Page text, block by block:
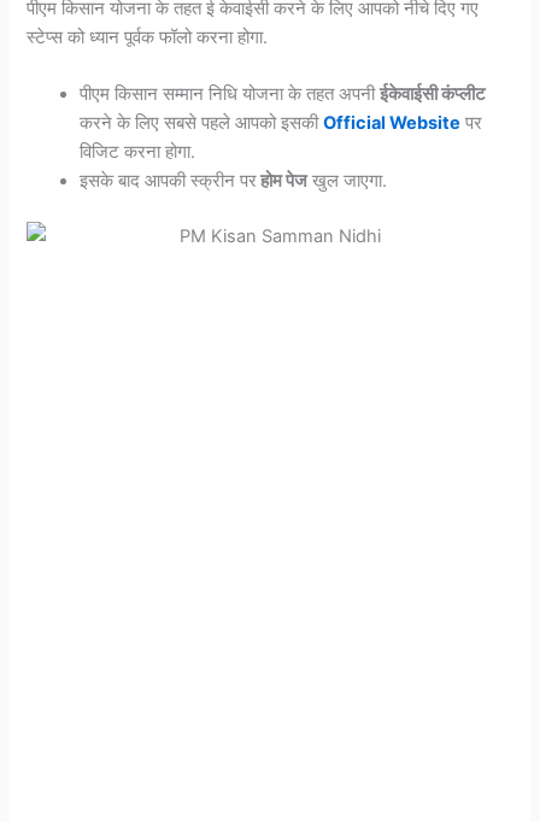
पीएम किसान योजना के तहत ई केवाईसी करने के लिए आपको नीचे दिए गए
स्टेप्स को ध्यान पूर्वक फॉलो करना होगा.
पीएम किसान सम्मान निधि योजना के तहत अपनीईकेवाईसी कंप्लीट
करने के लिए सबसे पहले आपको इसकीOfficial Website पर
विजिट करना होगा.
इसके बाद आपकी स्क्रीन परहोम पेजखुल जाएगा.